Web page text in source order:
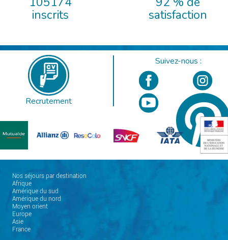
inscrits
satisfaction
Recrutement
Suivez-nous :
Nos séjours par destination
Afrique
Amérique du sud
Amérique du nord
Moyen orient
Europe
Asie
France